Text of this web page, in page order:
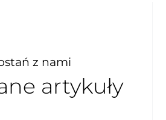
z nami
artykuły